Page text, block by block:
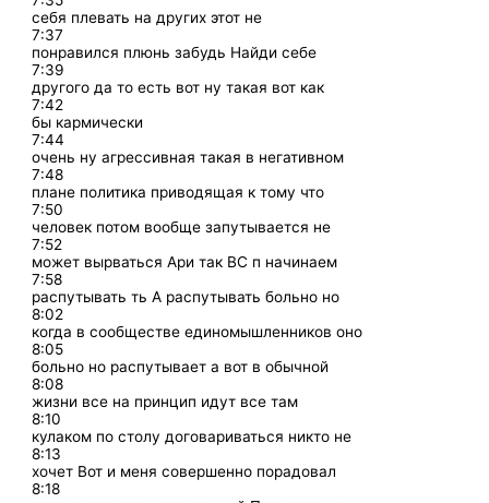
себя плевать на других этот не
7:37
понравился плюнь забудь Найди себе
7:39
другого да то есть вот ну такая вот как
7:42
бы кармически
7:44
очень ну агрессивная такая в негативном
7:48
плане политика приводящая к тому что
7:50
человек потом вообще запутывается не
7:52
может вырваться Ари так ВС п начинаем
7:58
распутывать ть А распутывать больно но
8:02
когда в сообществе единомышленников оно
8:05
больно но распутывает а вот в обычной
8:08
жизни все на принцип идут все там
8:10
кулаком по столу договариваться никто не
8:13
хочет Вот и меня совершенно порадовал
8:18